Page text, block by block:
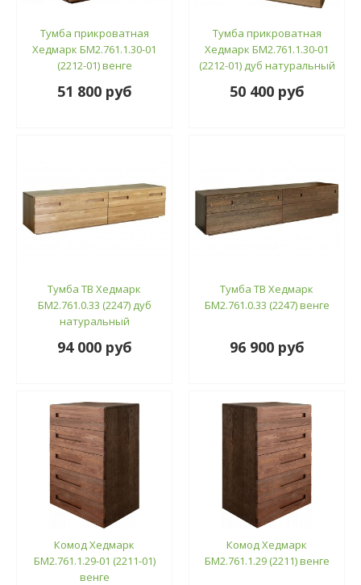
Тумба прикроватная
Хедмарк БМ2.761.1.30-01
(2212-01) венге
51 800 руб
Тумба прикроватная
Хедмарк БМ2.761.1.30-01
(2212-01) дуб натуральный
50 400 руб
Тумба ТВ Хедмарк
БМ2.761.0.33 (2247) дуб
натуральный
94 000 руб
Тумба ТВ Хедмарк
БМ2.761.0.33 (2247) венге
96 900 руб
Комод Хедмарк
БМ2.761.1.29-01 (2211-01)
венге
Комод Хедмарк
БМ2.761.1.29 (2211) венге